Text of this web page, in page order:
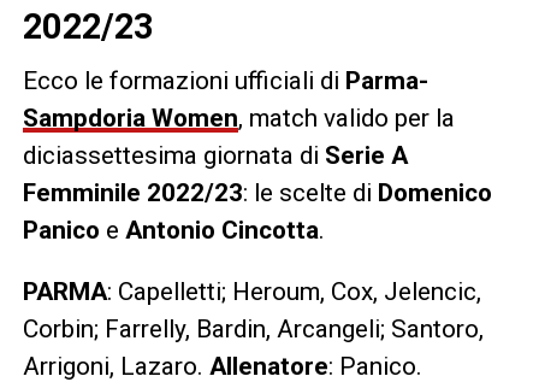
2022/23
Ecco le formazioni ufficiali di Parma-
Sampdoria Women, match valido per la
diciassettesima giornata di Serie A
Femminile 2022/23: le scelte di Domenico
Panico e Antonio Cincotta.
PARMA: Capelletti; Heroum, Cox, Jelencic,
Corbin; Farrelly, Bardin, Arcangeli; Santoro,
Arrigoni, Lazaro. Allenatore: Panico.